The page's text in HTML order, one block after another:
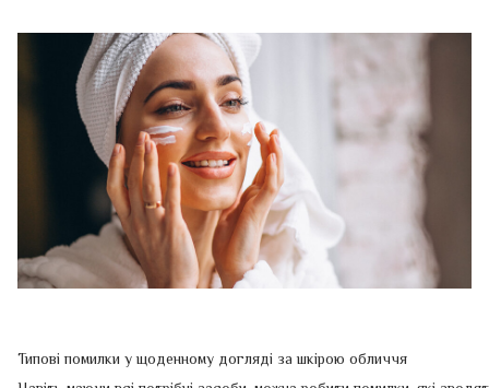
Типові помилки у щоденному догляді за шкірою обличчя